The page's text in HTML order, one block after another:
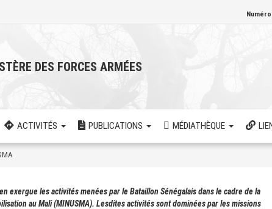
DES FORCES ARMÉES
ACTIVITÉS PUBLICATIONS MÉDIATHÈQUE
exergue les activités menées par le Bataillon Sénégalais dans le cadre de la
au Mali (MINUSMA). Lesdites activités sont dominées par les missions